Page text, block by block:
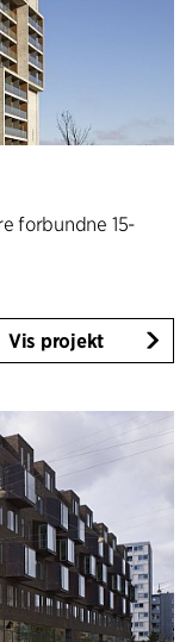
forbundne 15-
Vis projekt